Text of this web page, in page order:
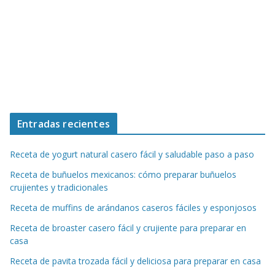
Entradas recientes
Receta de yogurt natural casero fácil y saludable paso a paso
Receta de buñuelos mexicanos: cómo preparar buñuelos
crujientes y tradicionales
Receta de muffins de arándanos caseros fáciles y esponjosos
Receta de broaster casero fácil y crujiente para preparar en
casa
Receta de pavita trozada fácil y deliciosa para preparar en casa